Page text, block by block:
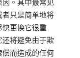
因。其中最常见
者只是简单地将
快更换它很重
还将避免由于欺
而造成的任何